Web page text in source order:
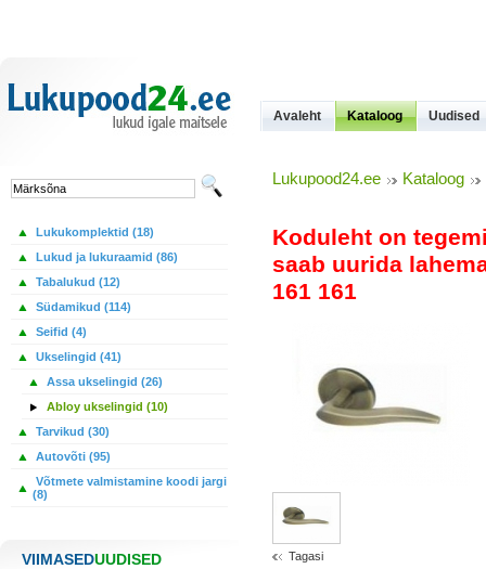
Lukukomplektid (18)
Lukud ja lukuraamid (86)
Tabalukud (12)
Südamikud (114)
Seifid (4)
Ukselingid (41)
Assa ukselingid (26)
Abloy ukselingid (10)
Tarvikud (30)
Autovõti (95)
Võtmete valmistamine koodi jargi
(8)
VIIMASEDUUDISED
Avaleht Kataloog Uudised
Lukupood24.ee Kataloog
Koduleht on
saab uurida
161 161
Tagasi